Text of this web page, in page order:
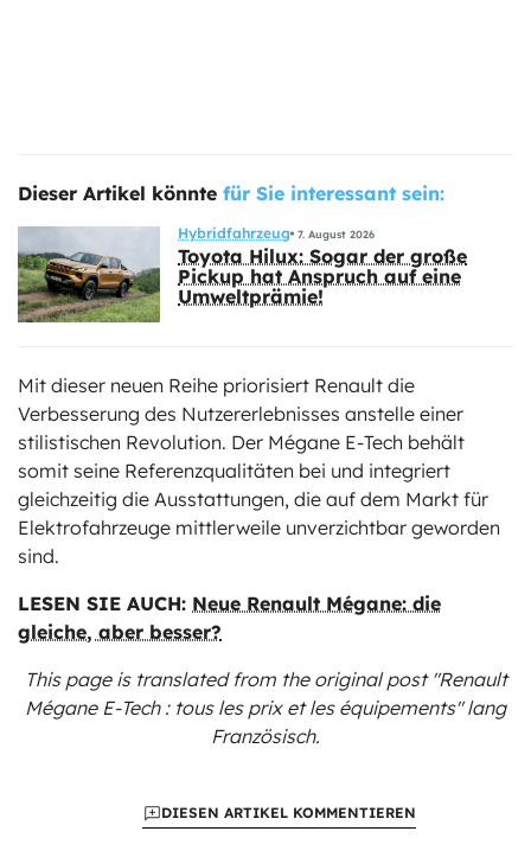
Dieser Artikel könnte für Sie interessant sein:
Hybridfahrzeug 7. August 2026
Toyota Hilux: Sogar der große
Pickup hat Anspruch auf eine
Umweltprämie!
Mit dieser neuen Reihe priorisiert Renault die
Verbesserung des Nutzererlebnisses anstelle einer
stilistischen Revolution. Der Mégane E-Tech behält
somit seine Referenzqualitäten bei und integriert
gleichzeitig die Ausstattungen, die auf dem Markt für
Elektrofahrzeuge mittlerweile unverzichtbar geworden
sind.
LESEN SIE AUCH: Neue Renault Mégane: die
gleiche, aber besser?
This page is translated from the originalpost "Renault
Mégane E-Tech : tous les prix et les équipements"lang
Französisch.
DIESEN ARTIKEL KOMMENTIEREN